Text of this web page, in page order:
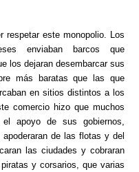
este monopolio. Los
enviaban barcos que
los dejaran desembarcar sus
más baratas que las que
en sitios distintos a los
comercio hizo que muchos
apoyo de sus gobiernos,
de las flotas y del
las ciudades y cobraran
y corsarios, que varias